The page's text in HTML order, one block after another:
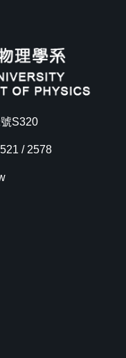
S320
/ 2578